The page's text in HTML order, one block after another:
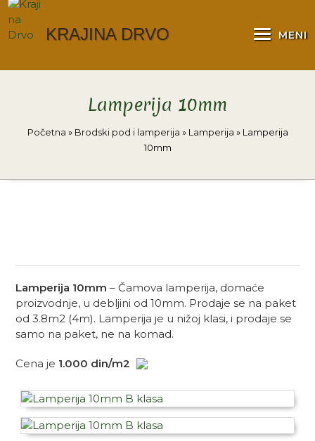
Skip
to
content
KRAJINA DRVO MENI
Lamperija 10mm
Početna » Brodski pod i lamperija » Lamperija » Lamperija
10mm
Lamperija 10mm – Čamova lamperija, domaće
proizvodnje, u debljini od 10mm. Prodaje se na paket
od 3.8m2 (4m). Lamperija je u nižoj klasi, i prodaje se
samo na paket, ne na komad.
Cena je 1.000 din/m2